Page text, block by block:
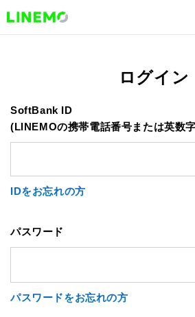
ログイン
SoftBank ID
(LINEMOの携帯電話番号または英数
IDをお忘れの方
パスワード
パスワードをお忘れの方